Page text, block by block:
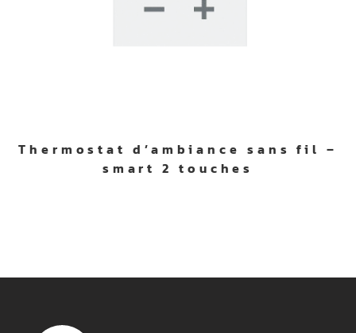
Thermostat d’ambiance sans fil –
smart 2 touches